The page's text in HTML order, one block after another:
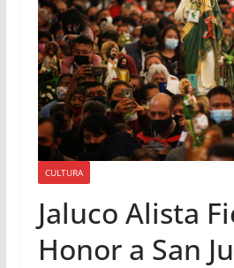
CULTURA
Jaluco Alista
Honor a San